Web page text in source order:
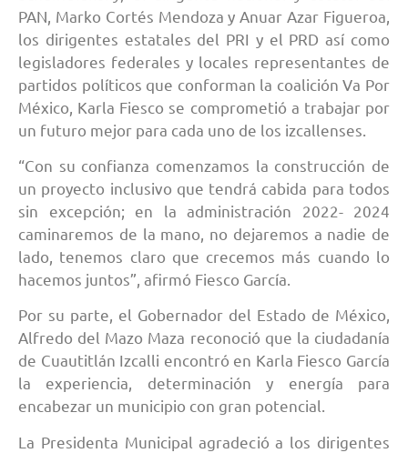
PAN, Marko Cortés Mendoza y Anuar Azar Figueroa,
los dirigentes estatales del PRI y el PRD así como
legisladores federales y locales representantes de
partidos políticos que conforman la coalición Va Por
México, Karla Fiesco se comprometió a trabajar por
un futuro mejor para cada uno de los izcallenses.
“Con su confianza comenzamos la construcción de
un proyecto inclusivo que tendrá cabida para todos
sin excepción; en la administración 2022- 2024
caminaremos de la mano, no dejaremos a nadie de
lado, tenemos claro que crecemos más cuando lo
hacemos juntos”, afirmó Fiesco García.
Por su parte, el Gobernador del Estado de México,
Alfredo del Mazo Maza reconoció que la ciudadanía
de Cuautitlán Izcalli encontró en Karla Fiesco García
la experiencia, determinación y energía para
encabezar un municipio con gran potencial.
La Presidenta Municipal agradeció a los dirigentes